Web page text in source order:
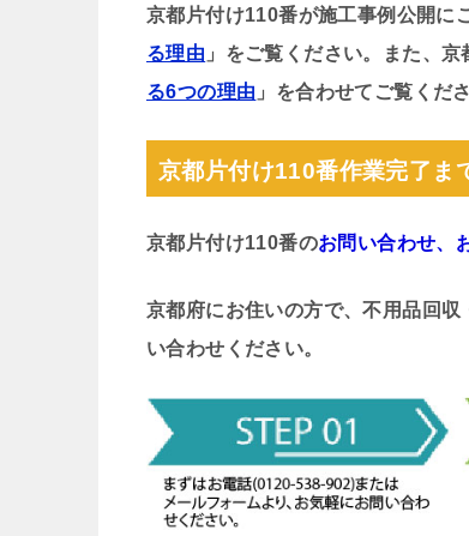
京都片付け110番が施工事例公開に
る理由 」をご覧ください。また、
る6つの理由 」を合わせてご覧くだ
京都片付け110番作業完了ま
京都片付け110番のお問い合わせ、
京都府にお住いの方で、不用品回
い合わせください。